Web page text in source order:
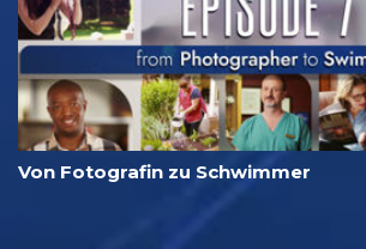
Von Fotografin zu Schwimmer